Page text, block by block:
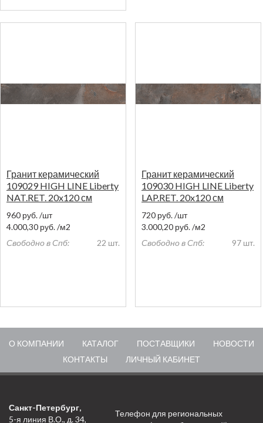
Гранит керамический
109029 HIGH LINE Liberty
NAT.RET. 20x120 см
960 руб./шт
4.000,30 руб./м2
Свободно в Спб:
22 шт.
Гранит керамический
109030 HIGH LINE Liberty
LAP.RET. 20x120 см
720 руб./шт
3.000,20 руб./м2
Свободно в Спб:
97 шт.
О КОМПАНИИ КАТАЛОГ ПОСТАВЩИКИ
НОВОСТИ
КОНТАКТЫ
ЛИЧНЫЙ КАБИНЕТ
Санкт-Петербург,
5-я линия В.О., д. 34,
Телефон для региональных